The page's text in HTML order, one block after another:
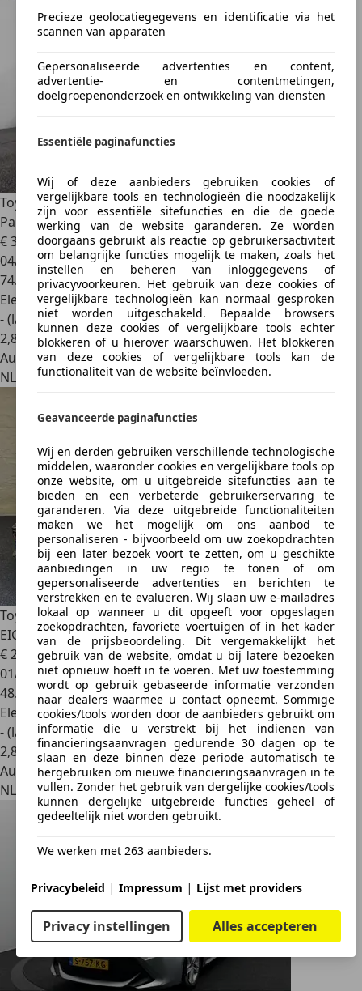
Precieze geolocatiegegevens en identificatie via het
scannen van apparaten
Gepersonaliseerde advertenties en content,
advertentie- en contentmetingen,
doelgroepenonderzoek en ontwikkeling van diensten
Essentiële paginafuncties
Wij of deze aanbieders gebruiken cookies of
vergelijkbare tools en technologieën die noodzakelijk
zijn voor essentiële sitefuncties en die de goede
werking van de website garanderen. Ze worden
doorgaans gebruikt als reactie op gebruikersactiviteit
om belangrijke functies mogelijk te maken, zoals het
instellen en beheren van inloggegevens of
privacyvoorkeuren. Het gebruik van deze cookies of
vergelijkbare technologieën kan normaal gesproken
niet worden uitgeschakeld. Bepaalde browsers
kunnen deze cookies of vergelijkbare tools echter
blokkeren of u hierover waarschuwen. Het blokkeren
van deze cookies of vergelijkbare tools kan de
functionaliteit van de website beïnvloeden.
Geavanceerde paginafuncties
Wij en derden gebruiken verschillende technologische
middelen, waaronder cookies en vergelijkbare tools op
onze website, om u uitgebreide sitefuncties aan te
bieden en een verbeterde gebruikerservaring te
garanderen. Via deze uitgebreide functionaliteiten
maken we het mogelijk om ons aanbod te
personaliseren - bijvoorbeeld om uw zoekopdrachten
bij een later bezoek voort te zetten, om u geschikte
aanbiedingen in uw regio te tonen of om
gepersonaliseerde advertenties en berichten te
verstrekken en te evalueren. Wij slaan uw e-mailadres
lokaal op wanneer u dit opgeeft voor opgeslagen
zoekopdrachten, favoriete voertuigen of in het kader
van de prijsbeoordeling. Dit vergemakkelijkt het
gebruik van de website, omdat u bij latere bezoeken
niet opnieuw hoeft in te voeren. Met uw toestemming
wordt op gebruik gebaseerde informatie verzonden
naar dealers waarmee u contact opneemt. Sommige
cookies/tools worden door de aanbieders gebruikt om
informatie die u verstrekt bij het indienen van
financieringsaanvragen gedurende 30 dagen op te
slaan en deze binnen deze periode automatisch te
hergebruiken om nieuwe financieringsaanvragen in te
vullen. Zonder het gebruik van dergelijke cookies/tools
kunnen dergelijke uitgebreide functies geheel of
gedeeltelijk niet worden gebruikt.
We werken met 263 aanbieders.
Privacybeleid | Impressum | Lijst met providers
Privacy instellingen Alles accepteren
Toyota CorollaTouring Sports 2.0 Hyb GR-Sport Plus |
Panoramadak
€ 30.950
04/2023
74.630 km
Elektro/Benzine
- (l/100 km)
2,8
Autobedrijf
NL 5405 BN
Toyota Corolla1.8 Hybrid Dynamic|GARANTIE|1E
EIG|ADAP CRUISE|STO
€ 23.9991
01/2023
48.401 km
Elektro/Benzine
- (l/100 km)
2,8
Autobedrijf
NL 2984 AT